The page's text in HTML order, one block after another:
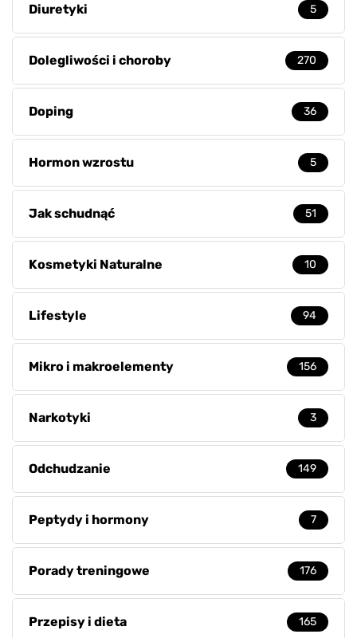
Diuretyki 5
Dolegliwości i choroby 270
Doping 36
Hormon wzrostu 5
Jak schudnąć 51
Kosmetyki Naturalne 10
Lifestyle 94
Mikro i makroelementy 156
Narkotyki 3
Odchudzanie 149
Peptydy i hormony 7
Porady treningowe 176
Przepisy i dieta 165